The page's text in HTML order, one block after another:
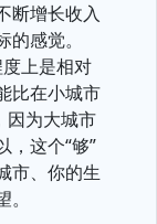
断增长收入
感觉。
上是相对
比在小城市
因为大城市
，这个“够”
市、你的生